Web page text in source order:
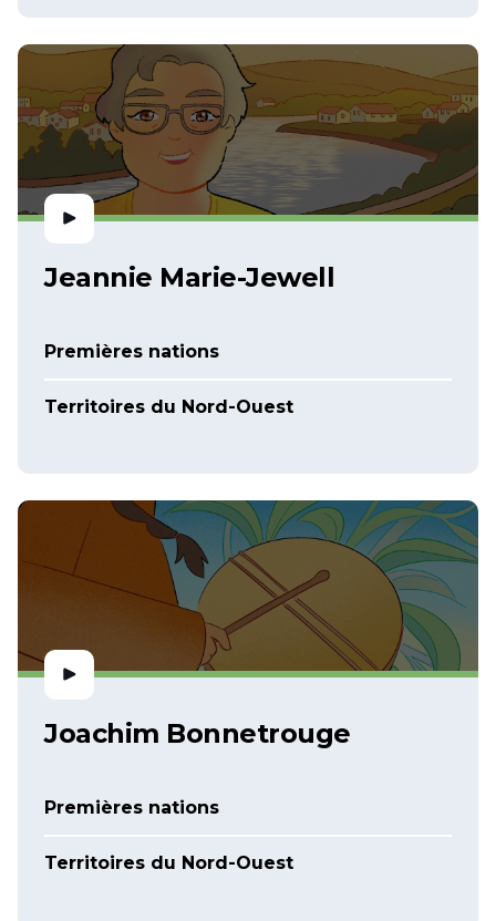
Jeannie Marie-Jewell
Premières nations
Territoires du Nord-Ouest
Joachim Bonnetrouge
Premières nations
Territoires du Nord-Ouest